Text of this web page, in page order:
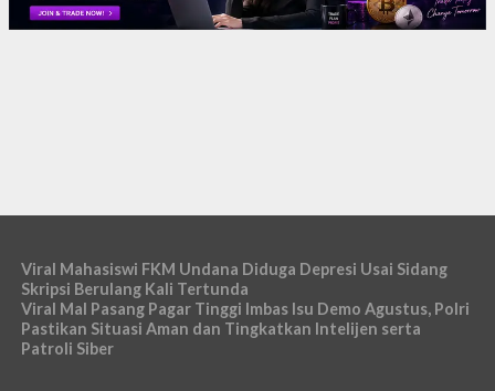
Viral Mahasiswi FKM Undana Diduga Depresi Usai Sidang
Skripsi Berulang Kali Tertunda
Viral Mal Pasang Pagar Tinggi Imbas Isu Demo Agustus, Polri
Pastikan Situasi Aman dan Tingkatkan Intelijen serta
Patroli Siber